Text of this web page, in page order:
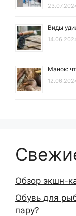
Виды
Манок:
Обзор экшн-
Обувь для
пару?